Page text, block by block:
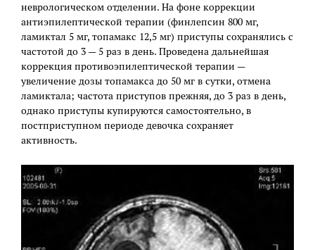
неврологическом отделении. На фоне коррекции
антиэпилептической терапии (финлепсин 800 мг,
ламиктал 5 мг, топамакс 12,5 мг) приступы сохранялись с
частотой до 3 — 5 раз в день. Проведена дальнейшая
коррекция противоэпилептической терапии —
увеличение дозы топамакса до 50 мг в сутки, отмена
ламиктала; частота приступов прежняя, до 3 раз в день,
однако приступы купируются самостоятельно, в
постприступном периоде девочка сохраняет
активность.